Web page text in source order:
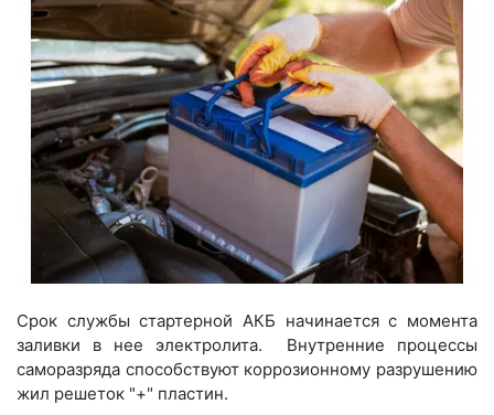
Срок службы стартерной АКБ начинается с момента
заливки в нее электролита. Внутренние процессы
саморазряда способствуют коррозионному разрушению
жил решеток "+" пластин.